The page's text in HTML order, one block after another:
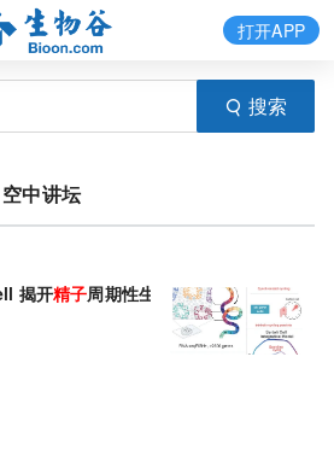
搜索
打开APP
空中讲坛
揭开精子周期性生成的核心密码